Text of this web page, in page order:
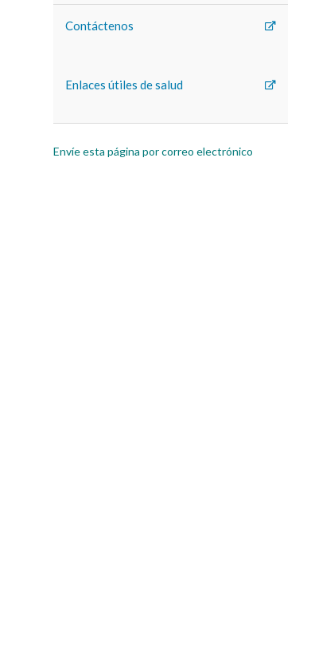
Contáctenos
Enlaces útiles de salud
Envíe esta página por correo electrónico